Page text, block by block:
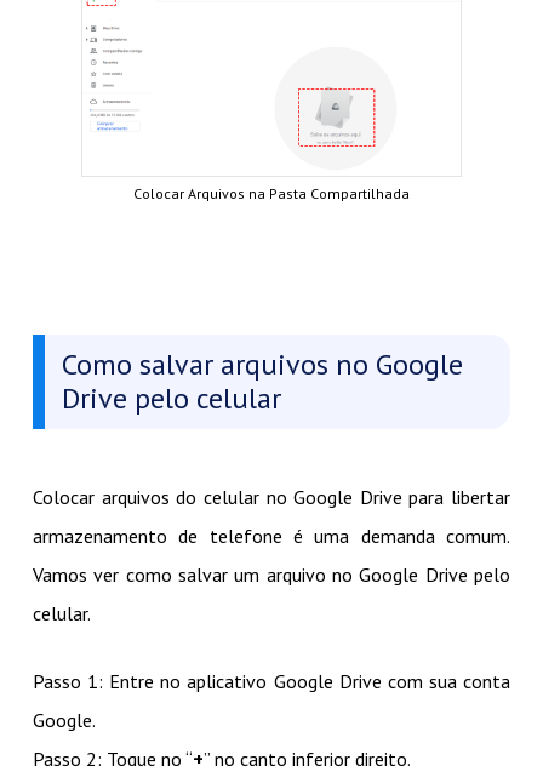
Colocar Arquivos na Pasta Compartilhada
Como salvar arquivos no Google
Drive pelo celular
Colocar arquivos do celular no Google Drive para libertar
armazenamento de telefone é uma demanda comum.
Vamos ver como salvar um arquivo no Google Drive pelo
celular.
Passo 1: Entre no aplicativo Google Drive com sua conta
Google.
Passo 2: Toque no “+” no canto inferior direito.